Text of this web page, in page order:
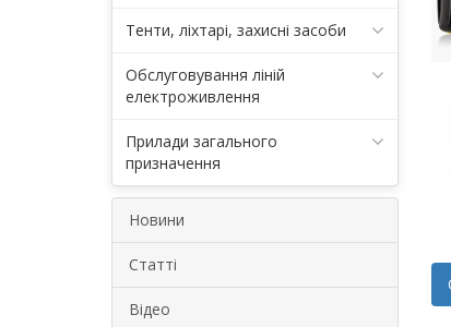
Тенти, ліхтарі, захисні засоби
Обслуговування ліній
електроживлення
Прилади загального
призначення
Новини
Статті
Відео